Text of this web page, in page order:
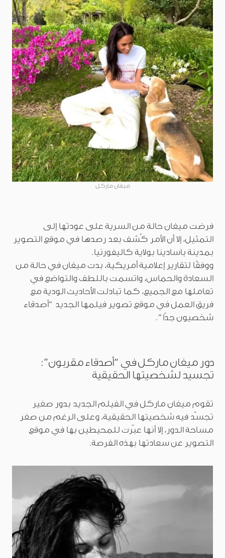
ميغان ماركل
فرضت ميغان حالة من السرية على عودتها إلى
التمثيل، إلا أن الأمر كُشف بعد رصدها في موقع التصوير
بمدينة باسادينا بولاية كاليفورنيا.
ووفقًا لتقارير إعلامية أمريكية، بدت ميغان في حالة من
السعادة والحماس، واتسمت باللطف والتواضع في
تعاملها مع الجميع، كما تبادلت الأحاديث الودية مع
فريق العمل في موقع تصوير فيلمها الجديد “أصدقاء
شخصيون جدًا”.
دور ميغان ماركل في “أصدقاء مقربون”:
تجسيد لشخصيتها الحقيقية
تقوم ميغان ماركل في الفيلم الجديد بدور صغير
تجسّد فيه شخصيتها الحقيقية، وعلى الرغم من صغر
مساحة الدور، إلا أنها عبّرت للمحيطين بها في موقع
التصوير عن سعادتها بهذه الفرصة.